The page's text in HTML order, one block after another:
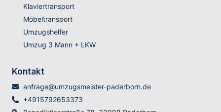
Klaviertransport
Möbeltransport
Umzugshelfer
Umzug 3 Mann + LKW
Kontakt
anfrage@umzugsmeister-paderborn.de
+4915792653373